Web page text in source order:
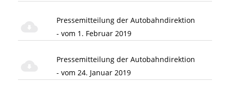
Pressemitteilung der Autobahndirektion
- vom 1. Februar 2019
Pressemitteilung der Autobahndirektion
- vom 24. Januar 2019